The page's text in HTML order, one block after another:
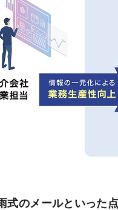
のメールといった